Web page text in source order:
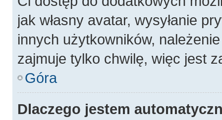
jak własny avatar, wysyłanie
innych użytkowników,
zajmuje tylko chwilę, więc jest
Góra
Dlaczego jestem